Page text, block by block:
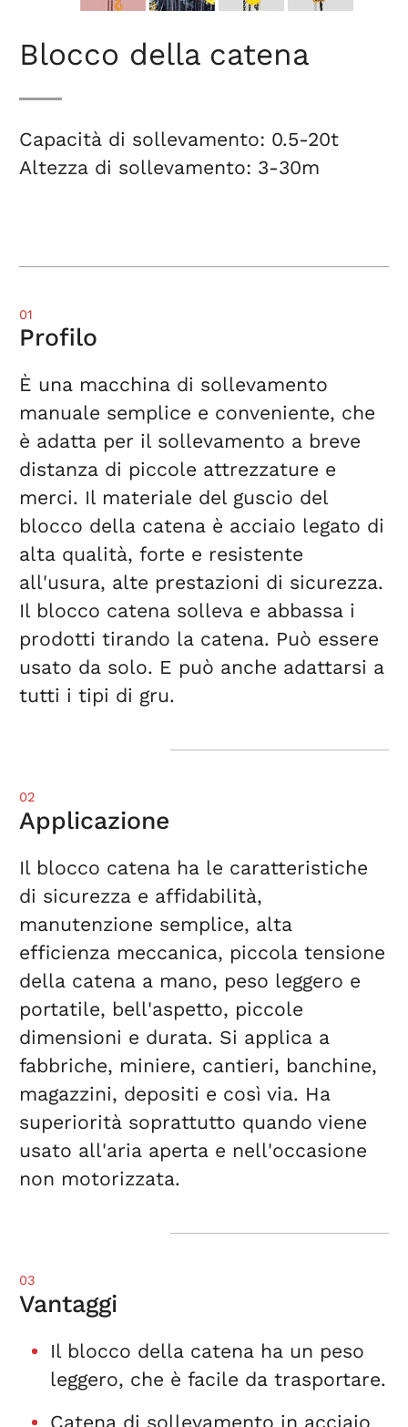
Blocco della catena
Capacità di sollevamento: 0.5-20t
Altezza di sollevamento: 3-30m
01
Profilo
È una macchina di sollevamento
manuale semplice e conveniente, che
è adatta per il sollevamento a breve
distanza di piccole attrezzature e
merci. Il materiale del guscio del
blocco della catena è acciaio legato di
alta qualità, forte e resistente
all'usura, alte prestazioni di sicurezza.
Il blocco catena solleva e abbassa i
prodotti tirando la catena. Può essere
usato da solo. E può anche adattarsi a
tutti i tipi di gru.
02
Applicazione
Il blocco catena ha le caratteristiche
di sicurezza e affidabilità,
manutenzione semplice, alta
efficienza meccanica, piccola tensione
della catena a mano, peso leggero e
portatile, bell'aspetto, piccole
dimensioni e durata. Si applica a
fabbriche, miniere, cantieri, banchine,
magazzini, depositi e così via. Ha
superiorità soprattutto quando viene
usato all'aria aperta e nell'occasione
non motorizzata.
03
Vantaggi
Il blocco della catena ha un peso
leggero, che è facile da trasportare.
Catena di sollevamento in acciaio